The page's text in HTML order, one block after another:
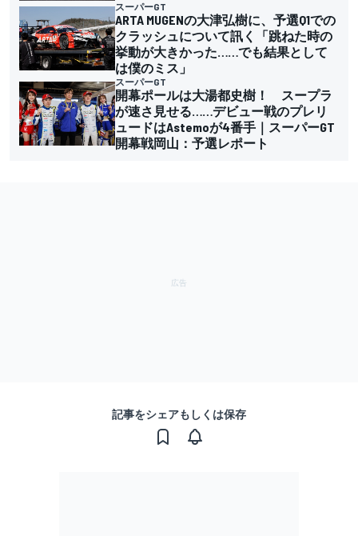
スーパーGT
ARTA MUGENの大津弘樹に、予選Q1での
クラッシュについて訊く「跳ねた時の
挙動が大きかった……でも結果として
は僕のミス」
スーパーGT
開幕ポールは大湯都史樹！ スープラ
が速さ見せる……デビュー戦のプレリ
ュードはAstemoが4番手｜スーパーGT
開幕戦岡山：予選レポート
記事をシェアもしくは保存